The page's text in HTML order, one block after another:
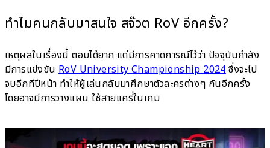
ทำไมคนกลับมาสนใจ สจ๊วต RoV อีกครั้ง?
เหตุผลในเรื่องนี้ ตอบได้ยาก แต่มีการคาดการณ์ไว้ว่า ปัจจุบันกำลัง
มีการแข่งขันRoV University Championship 2024ซึ่งจะไป
จบอีกทีปีหน้า ทำให้ผู้เล่นกลับมาศึกษาตัวละครต่างๆ กันอีกครั้ง
โดยอาจมีการวางแผน ใช้สายแครี่ในเกม